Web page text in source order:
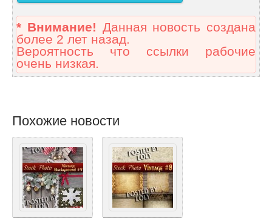
* Внимание! Данная новость создана
более 2 лет назад.
Вероятность что ссылки рабочие
очень низкая.
Похожие новости